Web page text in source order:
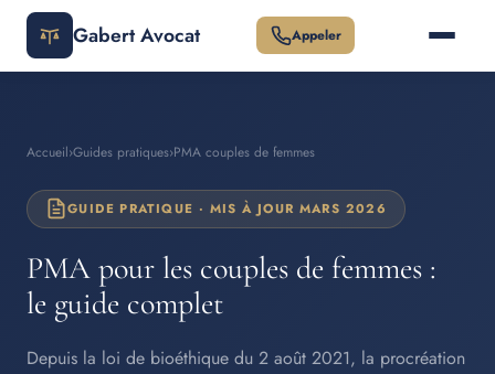
Gabert Avocat Appeler
Accueil›Guides pratiques›PMA couples de femmes
GUIDE PRATIQUE · MIS À JOUR MARS 2026
PMA pour les couples de femmes :
le guide complet
Depuis la loi de bioéthique du 2 août 2021, la procréation